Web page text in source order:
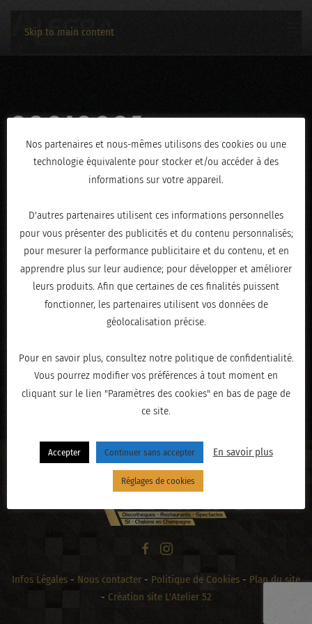
Skip to main content
22012023-
DSCF9009
« PRÉCÉDENT
Infos Légales - Nous contacter - Politique de Cookies - Plan du site
- Création site L'Atelier 52
Nos partenaires et nous-mêmes utilisons des cookies ou une
technologie équivalente pour stocker et/ou accéder à des
informations sur votre appareil.
D'autres partenaires utilisent ces informations personnelles
pour vous présenter des publicités et du contenu personnalisés;
pour mesurer la performance publicitaire et du contenu, et en
apprendre plus sur leur audience; pour développer et améliorer
leurs produits. Afin que certaines de ces finalités puissent
fonctionner, les partenaires utilisent vos données de
géolocalisation précise.
Pour en savoir plus, consultez notre politique de confidentialité.
Vous pourrez modifier vos préférences à tout moment en
cliquant sur le lien "Paramètres des cookies" en bas de page de
ce site.
Accepter Continuer sans accepter En savoir plus
Réglages de cookies